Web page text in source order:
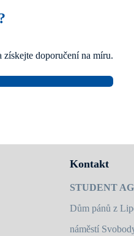
doporučení na míru.
Kontakt
STUDENT
Dům pánů z
náměstí